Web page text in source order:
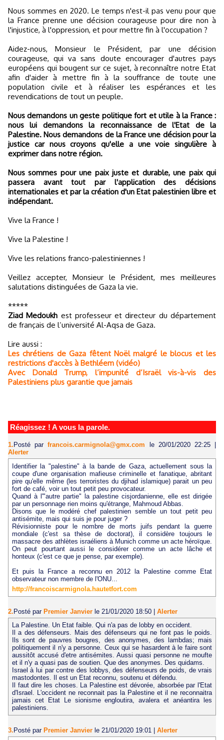
Nous sommes en 2020. Le temps n'est-il pas venu pour que
la France prenne une décision courageuse pour dire non à
l'injustice, à l'oppression, et pour mettre fin à l'occupation ?
Aidez-nous, Monsieur le Président, par une décision
courageuse, qui va sans doute encourager d'autres pays
européens qui bougent sur ce sujet, à reconnaître notre Etat
afin d'aider à mettre fin à la souffrance de toute une
population civile et à réaliser les espérances et les
revendications de tout un peuple.
Nous demandons un geste politique fort et utile à la France :
nous lui demandons la reconnaissance de l'Etat de la
Palestine. Nous demandons de la France une décision pour la
justice car nous croyons qu'elle a une voie singulière à
exprimer dans notre région.
Nous sommes pour une paix juste et durable, une paix qui
passera avant tout par l'application des décisions
internationales et par la création d'un Etat palestinien libre et
indépendant.
Vive la France !
Vive la Palestine !
Vive les relations franco-palestiniennes !
Veillez accepter, Monsieur le Président, mes meilleures
salutations distinguées de Gaza la vie.
*****
Ziad Medoukh est professeur et directeur du département
de français de l’université Al-Aqsa de Gaza.
Lire aussi :
Les chrétiens de Gaza fêtent Noël malgré le blocus et les
restrictions d'accès à Bethléem (vidéo)
Avec Donald Trump, l’impunité d’Israël vis-à-vis des
Palestiniens plus garantie que jamais
Réagissez ! A vous la parole.
1. Posté parfrancois.carmignola@gmx.com le 20/01/2020 22:25
Alerter
Identifier la "palestine" à la bande de Gaza, actuellement sous la
coupe d'une organisation mafieuse criminelle et fanatique, abritant
pire qu'elle même (les terroristes du djihad islamique) parait un peu
fort de café, voir un tout petit peu provocateur.
Quand à l'"autre partie" la palestine cisjordanienne, elle est dirigée
par un personnage rien moins qu'étrange, Mahmoud Abbas.
Disons que le modéré chef palestinien semble un tout petit peu
antisémite, mais qui suis je pour juger ?
Révisionniste pour le nombre de morts juifs pendant la guerre
mondiale (c'est sa thèse de doctorat), il considère toujours le
massacre des athlètes israéliens à Munich comme un acte héroïque.
On peut pourtant aussi le considérer comme un acte lâche et
honteux (c'est ce que je pense, par exemple).
Et puis la France a reconnu en 2012 la Palestine comme Etat
observateur non membre de l'ONU...
http://francoiscarmignola.hautetfort.com
2.Posté par Premier Janvier le 21/01/2020 18:50 | Alerter
La Palestine. Un Etat faible. Qui n'a pas de lobby en occident.
Il a des défenseurs. Mais des défenseurs qui ne font pas le poids.
Ils sont de pauvres bougres, des anonymes, des lambdas; mais
politiquement il n'y a personne. Ceux qui se hasardent à le faire sont
aussitôt accusé d'etre antisémites. Aussi quasi personne ne moufte
et il n'y a quasi pas de soutien. Que des anonymes. Des quidams.
Israel à lui par contre des lobbys, des défenseurs de poids, de vrais
mastodontes. Il est un Etat reconnu, soutenu et défendu.
Il faut dire les choses. La Palestine est dévorée, absorbée par l'Etat
d'Israel. L'occident ne reconnait pas la Palestine et il ne reconnaitra
jamais cet Etat Le sionisme engloutira, avalera et anéantira les
palestiniens.
3. Posté par Premier Janvier le 21/01/2020 19:01
Alerter